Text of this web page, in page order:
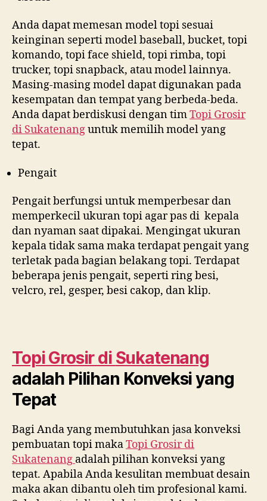
Anda dapat memesan model topi sesuai
keinginan seperti model baseball, bucket, topi
komando, topi face shield, topi rimba, topi
trucker, topi snapback, atau model lainnya.
Masing-masing model dapat digunakan pada
kesempatan dan tempat yang berbeda-beda.
Anda dapat berdiskusi dengan timTopi Grosir
di Sukatenanguntuk memilih model yang
tepat.
Pengait
Pengait berfungsi untuk memperbesar dan
memperkecil ukuran topi agar pas di kepala
dan nyaman saat dipakai. Mengingat ukuran
kepala tidak sama maka terdapat pengait yang
terletak pada bagian belakang topi. Terdapat
beberapa jenis pengait, seperti ring besi,
velcro, rel, gesper, besi cakop, dan klip.
Topi Grosir di Sukatenang
adalah Pilihan Konveksi yang
Tepat
Bagi Anda yang membutuhkan jasa konveksi
pembuatan topi makaTopi Grosir di
Sukatenang adalah pilihan konveksi yang
tepat. Apabila Anda kesulitan membuat desain
maka akan dibantu oleh tim profesional kami.